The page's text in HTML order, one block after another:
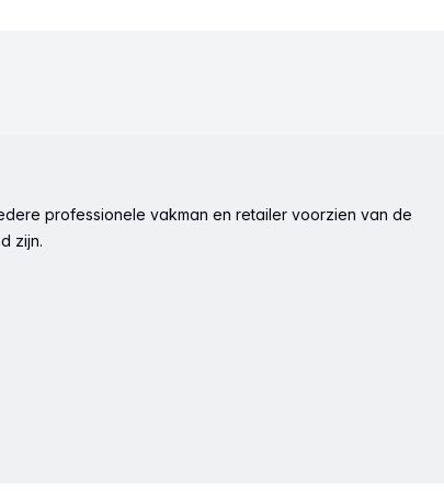
professionele vakman en retailer voorzien van de
zijn.